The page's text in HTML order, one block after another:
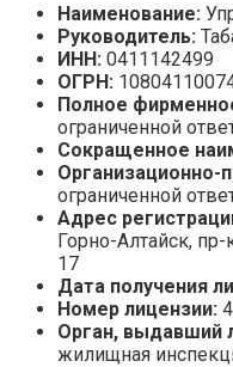
Наименование:
Руководитель:
ИНН: 0411142499
ОГРН:
Полное
ограниченной
Сокращенное
Организационно-
ограниченной
Адрес
Горно-Алтайск,
17
Дата получения
Номер лицензии: 4
Орган, выдавший
жилищная